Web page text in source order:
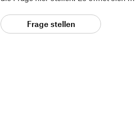
Frage stellen